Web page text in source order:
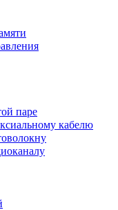
паре
кабелю